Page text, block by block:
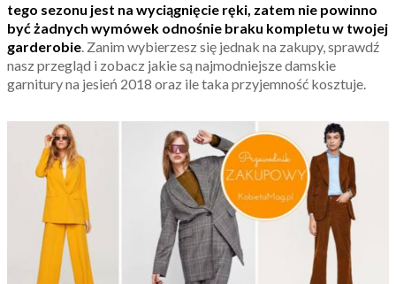
tego sezonu jest na wyciągnięcie ręki, zatem nie powinno
być żadnych wymówek odnośnie braku kompletu w twojej
garderobie. Zanim wybierzesz się jednak na zakupy, sprawdź
nasz przegląd i zobacz jakie są najmodniejsze damskie
garnitury na jesień 2018 oraz ile taka przyjemność kosztuje.